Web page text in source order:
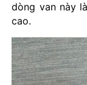
dòng van này
cao.